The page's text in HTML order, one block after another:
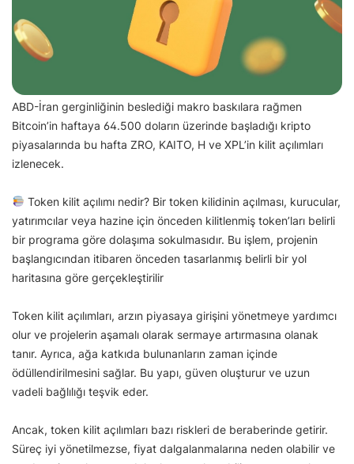
ABD-İran gerginliğinin beslediği makro baskılara rağmen
Bitcoin’in haftaya 64.500 doların üzerinde başladığı kripto
piyasalarında bu hafta ZRO, KAITO, H ve XPL’in kilit açılımları
izlenecek.
Token kilit açılımı nedir? Bir token kilidinin açılması, kurucular,
yatırımcılar veya hazine için önceden kilitlenmiş token’ları belirli
bir programa göre dolaşıma sokulmasıdır. Bu işlem, projenin
başlangıcından itibaren önceden tasarlanmış belirli bir yol
haritasına göre gerçekleştirilir
Token kilit açılımları, arzın piyasaya girişini yönetmeye yardımcı
olur ve projelerin aşamalı olarak sermaye artırmasına olanak
tanır. Ayrıca, ağa katkıda bulunanların zaman içinde
ödüllendirilmesini sağlar. Bu yapı, güven oluşturur ve uzun
vadeli bağlılığı teşvik eder.
Ancak, token kilit açılımları bazı riskleri de beraberinde getirir.
Süreç iyi yönetilmezse, fiyat dalgalanmalarına neden olabilir ve